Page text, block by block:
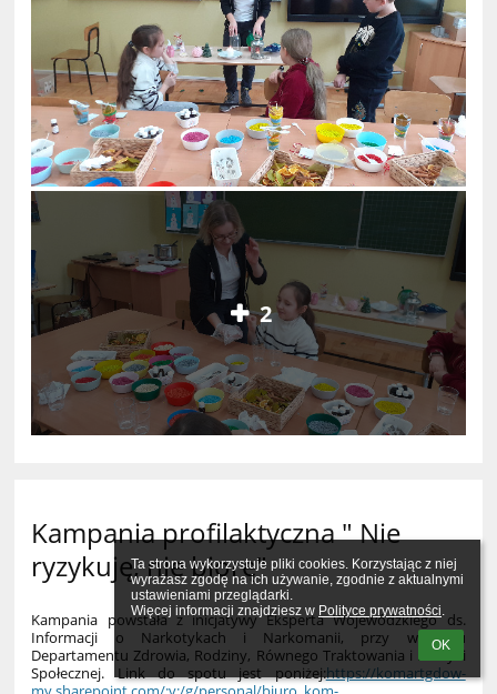
Ta strona wykorzystuje pliki cookies. Korzystając z niej
wyrażasz zgodę na ich używanie, zgodnie z aktualnymi
ustawieniami przeglądarki.
Więcej informacji znajdziesz w Polityce prywatności.
OK
2
Kampania profilaktyczna " Nie
ryzykuję, nie biorę"
Kampania powstała z inicjatywy Eksperta Wojewódzkiego ds.
Informacji o Narkotykach i Narkomanii, przy wsparciu
Departamentu Zdrowia, Rodziny, Równego Traktowania i Polityki
Społecznej. Link do spotu jest poniżej:https://komartgdow-